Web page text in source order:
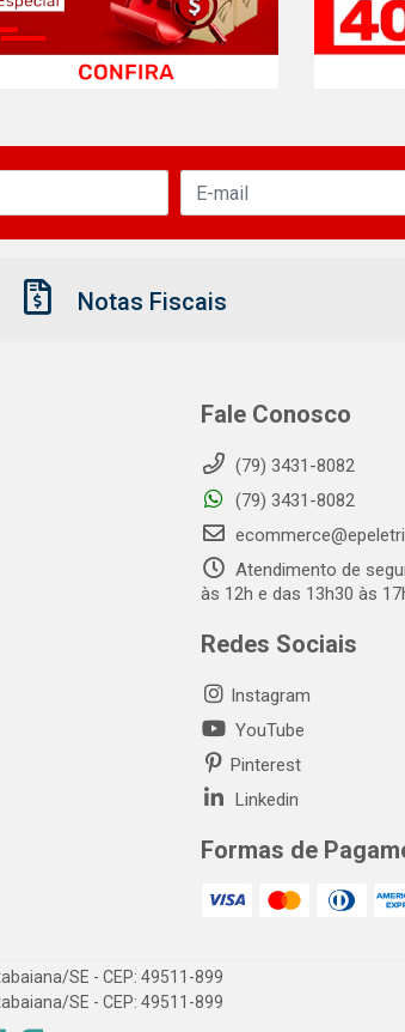
Notas Fiscais
Fale Conosco
(79) 3431-8082
(79) 3431-8082
Atendimento de
às 12h e das 13h30 às
Redes Sociais
Instagram
YouTube
Pinterest
Linkedin
Formas de
SE - CEP: 49511-899
SE - CEP: 49511-899